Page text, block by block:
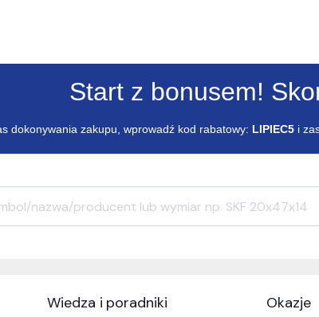
Start z bonusem!
dokonywania zakupu, wprowadź kod rabatowy: LIPIEC5 i
Wiedza i poradniki Okazje